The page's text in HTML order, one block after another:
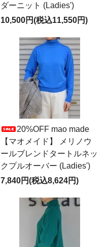
ダーニット (Ladies')
10,500円(税込11,550円)
20%OFF mao made
【マオメイド】 メリノウ
ールブレンドタートルネッ
クプルオーバー (Ladies')
7,840円(税込8,624円)